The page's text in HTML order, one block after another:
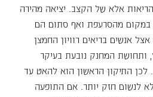
אלא של הקצב. יציאה מהירה
במקום מהסרעפת ואף סתום הם
אנשים בריאים רוויון החמצן
ותחושת המחנק נובעת בעיקר
לכן התיקון הראשון הוא להאט עד
לנשום חזק יותר. אם התופעה